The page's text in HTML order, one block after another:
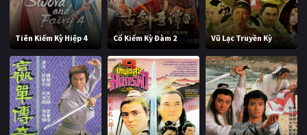
Tiên Kiếm Kỳ Hiệp 4 Cổ Kiếm Kỳ Đàm 2 Vũ Lạc Truyền Kỳ